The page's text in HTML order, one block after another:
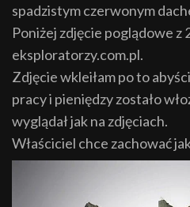
spadzistym czerwonym
Poniżej zdjęcie poglądowe z
eksploratorzy.com.pl.
Zdjęcie wkleiłam po to
pracy i pieniędzy zostało
wyglądał jak na zdjęciach.
Właściciel chce zachować